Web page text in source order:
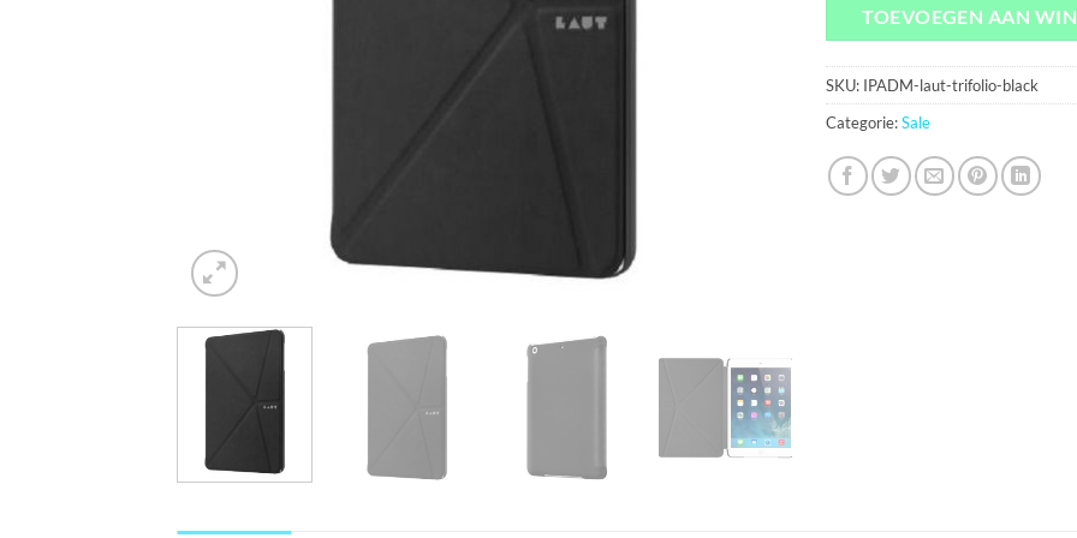
TOEVOEGEN AAN
SKU: IPADM-laut-trifolio-black
Categorie:Sale